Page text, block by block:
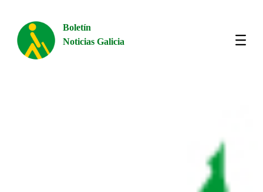
Boletín
Noticias Galicia